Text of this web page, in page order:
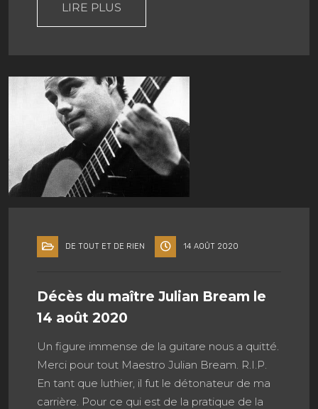
LIRE PLUS
DE TOUT ET DE RIEN 14 AOÛT 2020
Décès du maître Julian Bream le
14 août 2020
Un figure immense de la guitare nous a quitté.
Merci pour tout Maestro Julian Bream. R.I.P.
En tant que luthier, il fut le détonateur de ma
carrière. Pour ce qui est de la pratique de la